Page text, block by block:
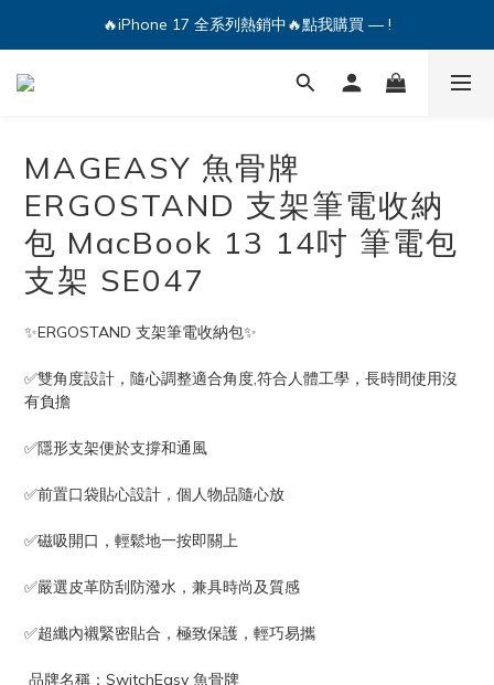
🔥iPhone 17 全系列熱銷中🔥點我購買 — !
🔥iPhone 17 全系列熱銷中🔥點我購買 — !
💕加入Q哥 Line 新好友領優惠券！🎫
MAGEASY 魚骨牌
ERGOSTAND 支架筆電收納
包 MacBook 13 14吋 筆電包
支架 SE047
✨ERGOSTAND 支架筆電收納包✨
✅雙角度設計，隨心調整適合角度,符合人體工學，長時間使用沒
有負擔
✅隱形支架便於支撐和通風
✅前置口袋貼心設計，個人物品隨心放
✅磁吸開口，輕鬆地一按即關上
✅嚴選皮革防刮防潑水，兼具時尚及質感
✅超纖內襯緊密貼合，極致保護，輕巧易攜
品牌名稱：SwitchEasy 魚骨牌